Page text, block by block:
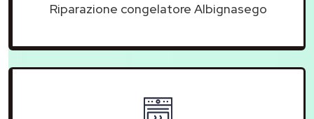
Riparazione congelatore Albignasego